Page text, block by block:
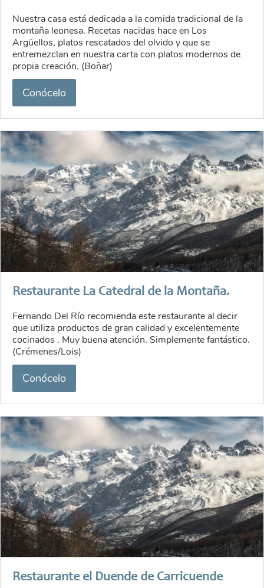
Nuestra casa está dedicada a la comida tradicional de la
montaña leonesa. Recetas nacidas hace en Los
Argüellos, platos rescatados del olvido y que se
entremezclan en nuestra carta con platos modernos de
propia creación. (Boñar)
Conócelo
Restaurante La Catedral de la Montaña.
Fernando Del Río recomienda este restaurante al decir
que utiliza productos de gran calidad y excelentemente
cocinados . Muy buena atención. Simplemente fantástico.
(Crémenes/Lois)
Conócelo
Restaurante el Duende de Carricuende